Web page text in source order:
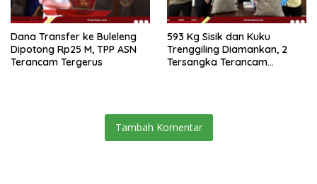
Dana Transfer ke Buleleng
Dipotong Rp25 M, TPP ASN
Terancam Tergerus
593 Kg Sisik dan Kuku
Trenggiling Diamankan, 2
Tersangka Terancam
Tambah Komentar